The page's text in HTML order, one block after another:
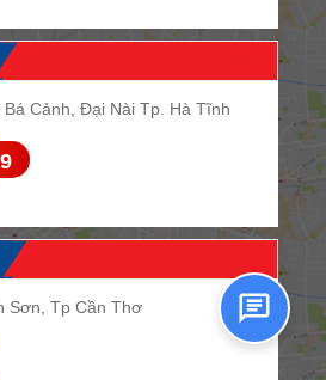
Cảnh, Đại Nài Tp. Hà Tĩnh
Sơn, Tp Cần Thơ